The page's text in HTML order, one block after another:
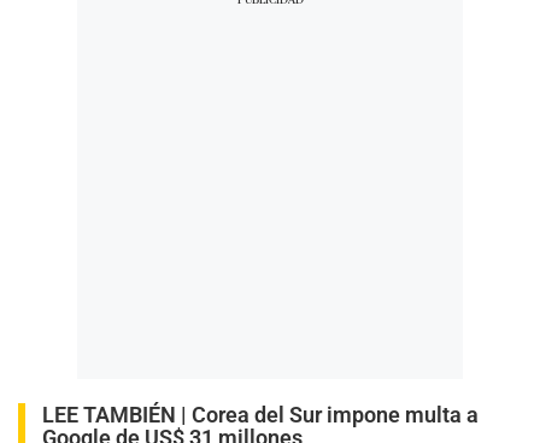
LEE TAMBIÉN | Corea del Sur impone multa a
Google de US$ 31 millones